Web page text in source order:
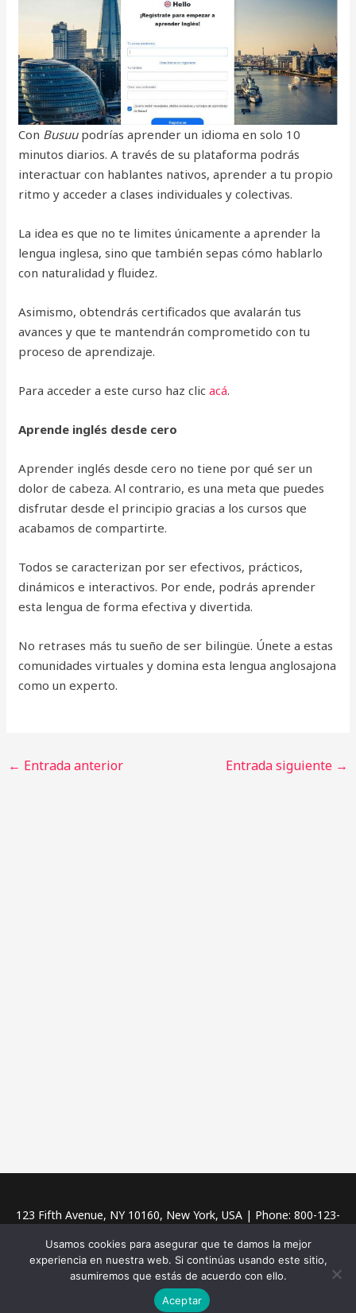
Con Busuupodrías aprender un idioma en solo 10
minutos diarios. A través de su plataforma podrás
interactuar con hablantes nativos, aprender a tu propio
ritmo y acceder a clases individuales y colectivas.
La idea es que no te limites únicamente a aprender la
lengua inglesa, sino que también sepas cómo hablarlo
con naturalidad y fluidez.
Asimismo, obtendrás certificados que avalarán tus
avances y que te mantendrán comprometido con tu
proceso de aprendizaje.
Para acceder a este curso haz clicacá.
Aprende inglés desde cero
Aprender inglés desde cero no tiene por qué ser un
dolor de cabeza. Al contrario, es una meta que puedes
disfrutar desde el principio gracias a los cursos que
acabamos de compartirte.
Todos se caracterizan por ser efectivos, prácticos,
dinámicos e interactivos. Por ende, podrás aprender
esta lengua de forma efectiva y divertida.
No retrases más tu sueño de ser bilingüe. Únete a estas
comunidades virtuales y domina esta lengua anglosajona
como un experto.
← Entrada anterior Entrada siguiente →
123 Fifth Avenue, NY 10160, New York, USA | Phone: 800-123-
Copyright © 2026 Planeta Inglés
Usamos cookies para asegurar que te damos la mejor
experiencia en nuestra web. Si continúas usando este sitio,
asumiremos que estás de acuerdo con ello.
Aceptar